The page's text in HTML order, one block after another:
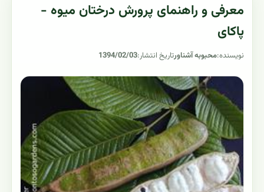
معرفی و راهنمای پرورش درختان میوه -
پاکای
نویسنده:محبوبه آشناورتاریخ انتشار:1394/02/03